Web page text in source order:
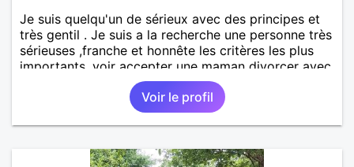
Je suis quelqu'un de sérieux avec des principes et
très gentil . Je suis a la recherche une personne très
sérieuses ,franche et honnête les critères les plus
importants, voir accepter une maman divorcer avec
son enfant il n y a aucun problème. S' abstenir au
personne non sérieuse merci. Recherche dans un
premier temps dialogue et apprendre à connaître la
personne puis dans un deuxième temps relation plus
professionnelle et agent de sécurité privée et
Voir le profil